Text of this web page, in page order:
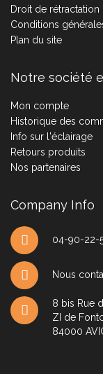
Droit de rétractation
Conditions
Plan du site
Notre société
Mon compte
Historique des
Info sur l'éclairage
Retours produits
Nos partenaires
Company Info
04-90-22-
Nous
8 bis Rue
ZI de
84000